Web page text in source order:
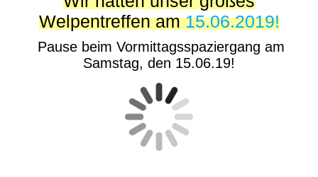
Welpentreffen am15.06.2019!
Pause beim Vormittagsspaziergang am
Samstag, den 15.06.19!